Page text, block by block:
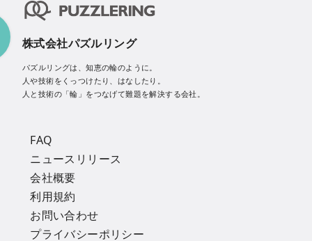
株式会社パズルリング
パズルリングは、知恵の輪のように。
人や技術をくっつけたり、はなしたり。
人と技術の「輪」をつなげて難題を解決する会社。
FAQ
ニュースリリース
会社概要
利用規約
お問い合わせ
プライバシーポリシー